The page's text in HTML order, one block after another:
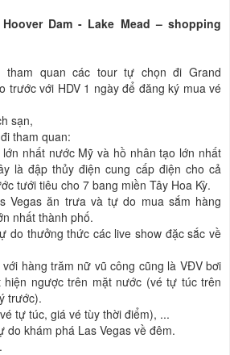
Dam - Lake Mead – shopping
tham quan các tour tự chọn đi Grand
trước với HDV 1 ngày để đăng ký mua vé
sạn,
tham quan:
nhất nước Mỹ và hồ nhân tạo lớn nhất
là đập thủy điện cung cấp điện cho cả
tưới tiêu cho 7 bang miền Tây Hoa Kỳ.
Vegas ăn trưa và tự do mua sắm hàng
nhất thành phố.
do thưởng thức các live show đặc sắc về
hàng trăm nữ vũ công cũng là VĐV bơi
hiện ngược trên mặt nước (vé tự túc trên
trước).
tự túc, giá vé tùy thời điểm), ...
do khám phá Las Vegas về đêm.